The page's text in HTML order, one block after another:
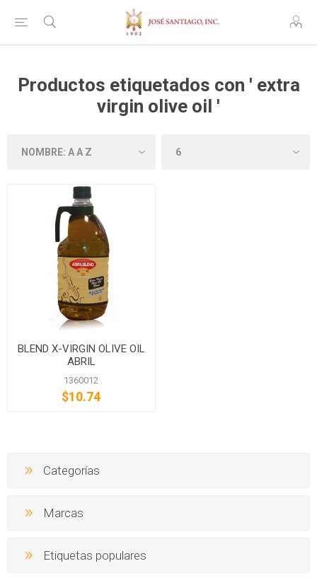
Productos etiquetados con ' extra
virgin olive oil '
BLEND X-VIRGIN OLIVE OIL
ABRIL
1360012
$10.74
Categorías
Marcas
Etiquetas populares